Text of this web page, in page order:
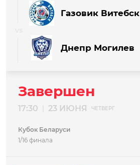
Газовик Витебск
Днепр Могилев
Завершен
17:30 23 ИЮНЯ ЧЕТВЕРГ
Кубок Беларуси
1/16 финала